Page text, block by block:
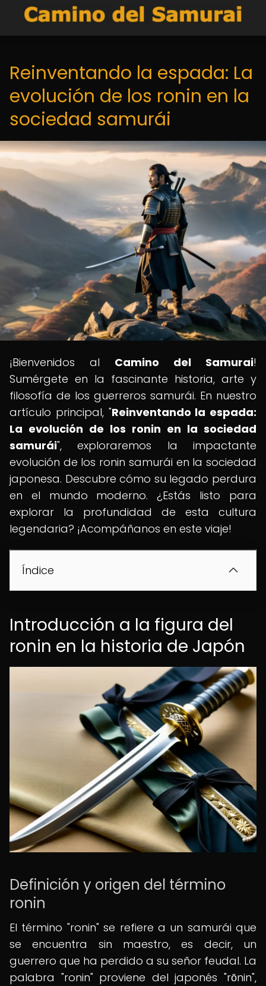
Reinventando la espada: La
evolución de los ronin en la
sociedad samurái
¡Bienvenidos al Camino del Samurai!
Sumérgete en la fascinante historia, arte y
filosofía de los guerreros samurái. En nuestro
artículo principal, "Reinventando la espada:
La evolución de los ronin en la sociedad
samurái", exploraremos la impactante
evolución de los ronin samurái en la sociedad
japonesa. Descubre cómo su legado perdura
en el mundo moderno. ¿Estás listo para
explorar la profundidad de esta cultura
legendaria? ¡Acompáñanos en este viaje!
Índice
Introducción a la figura del
ronin en la historia de Japón
Definición y origen del término
ronin
El término "ronin" se refiere a un samurái que
se encuentra sin maestro, es decir, un
guerrero que ha perdido a su señor feudal. La
palabra "ronin" proviene del japonés "rōnin",